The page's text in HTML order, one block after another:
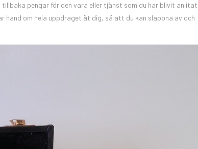
pengar för den vara eller tjänst som du har blivit anlitat
om hela uppdraget åt dig, så att du kan slappna av och